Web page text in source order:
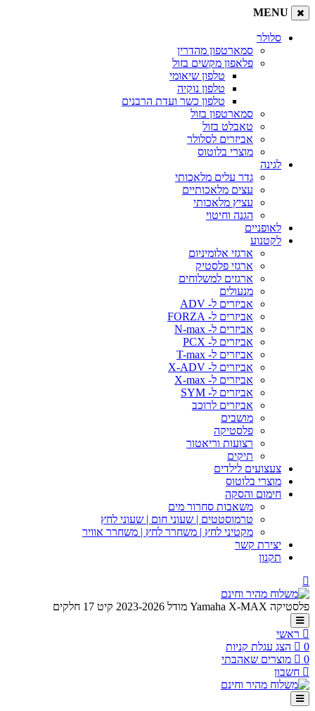
MENU
סלולר
סמארטפון מהדרין
פלאפון מקשים בזול
טלפון שיאומי
טלפון נוקיה
טלפון כשר ועדת הרבנים
סמארטפון בזול
טאבלט בזול
אביזרים לסלולר
מוצרי בלוטוס
לגינה
גדר עלים מלאכותי
עצים מלאכותיים
עציץ מלאכותי
הגנה וחיטוי
לאופניים
לקטנוע
ארגזי אלומיניום
ארגזי פלסטיק
ארגזים למשלוחים
מנעולים
אביזרים ל- ADV
אביזרים ל- FORZA
אביזרים ל- N-max
אביזרים ל- PCX
אביזרים ל- T-max
אביזרים ל- X-ADV
אביזרים ל- X-max
אביזרים ל- SYM
אביזרים לרוכב
מושבים
פלסטיקה
רצועות וריאטור
תיקים
צעצועים לילדים
מוצרי בלוטוס
חימום והסקה
משאבות סחרור מים
טרמוסטטים | שעוני חום | שעוני לחץ
מקטיני לחץ | משחרר לחץ | משחרר אוויר
יצירת קשר
תקנון
פלסטיקה Yamaha X-MAX מודל 2023-2026 קיט 17 חלקים
ראשי
0
הצג עגלת קניות
0
מוצרים שאהבתי
חשבון